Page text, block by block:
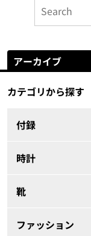
アーカイブ
カテゴリから探す
付録
時計
靴
ファッション